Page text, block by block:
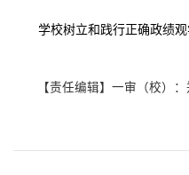
学校树立和践行正确政绩
【责任编辑】一审（校）